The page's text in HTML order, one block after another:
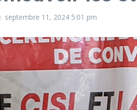
septembre 11, 2024 5:01 pm